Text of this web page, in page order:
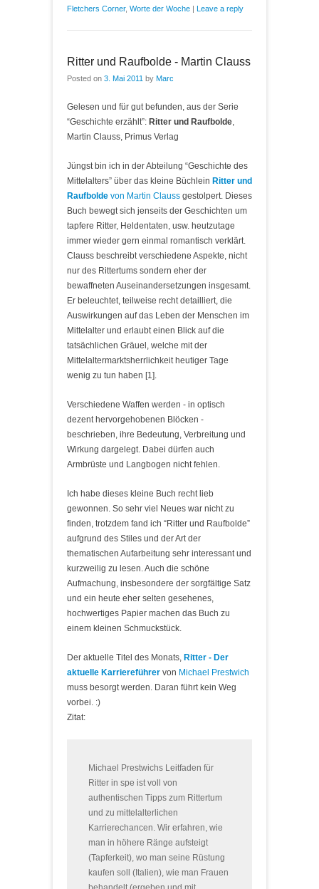
Fletchers Corner, Worte der Woche | Leave a reply
Ritter und Raufbolde - Martin Clauss
Posted on 3. Mai 2011 by Marc
Gelesen und für gut befunden, aus der Serie
“Geschichte erzählt”: Ritter und Raufbolde,
Martin Clauss, Primus Verlag
Jüngst bin ich in der Abteilung “Geschichte des
Mittelalters” über das kleine Büchlein Ritter und
Raufbolde von Martin Clauss gestolpert. Dieses
Buch bewegt sich jenseits der Geschichten um
tapfere Ritter, Heldentaten, usw. heutzutage
immer wieder gern einmal romantisch verklärt.
Clauss beschreibt verschiedene Aspekte, nicht
nur des Rittertums sondern eher der
bewaffneten Auseinandersetzungen insgesamt.
Er beleuchtet, teilweise recht detailliert, die
Auswirkungen auf das Leben der Menschen im
Mittelalter und erlaubt einen Blick auf die
tatsächlichen Gräuel, welche mit der
Mittelaltermarktsherrlichkeit heutiger Tage
wenig zu tun haben [1].
Verschiedene Waffen werden - in optisch
dezent hervorgehobenen Blöcken -
beschrieben, ihre Bedeutung, Verbreitung und
Wirkung dargelegt. Dabei dürfen auch
Armbrüste und Langbogen nicht fehlen.
Ich habe dieses kleine Buch recht lieb
gewonnen. So sehr viel Neues war nicht zu
finden, trotzdem fand ich “Ritter und Raufbolde”
aufgrund des Stiles und der Art der
thematischen Aufarbeitung sehr interessant und
kurzweilig zu lesen. Auch die schöne
Aufmachung, insbesondere der sorgfältige Satz
und ein heute eher selten gesehenes,
hochwertiges Papier machen das Buch zu
einem kleinen Schmuckstück.
Der aktuelle Titel des Monats, Ritter - Der
aktuelle Karriereführer von Michael Prestwich
muss besorgt werden. Daran führt kein Weg
vorbei. :)
Zitat:
Michael Prestwichs Leitfaden für
Ritter in spe ist voll von
authentischen Tipps zum Rittertum
und zu mittelalterlichen
Karrierechancen. Wir erfahren, wie
man in höhere Ränge aufsteigt
(Tapferkeit), wo man seine Rüstung
kaufen soll (Italien), wie man Frauen